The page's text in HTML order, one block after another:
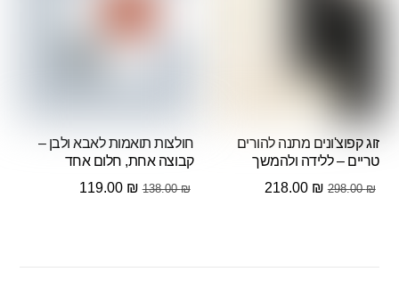
זוג קפוצ'ונים מתנה להורים
טריים – ללידה ולהמשך
298.00₪
המחיר
218.00 ₪
חולצות תואמות לאבא ולבן –
קבוצה אחת, חלום אחד
138.00₪
המחיר
119.00 ₪